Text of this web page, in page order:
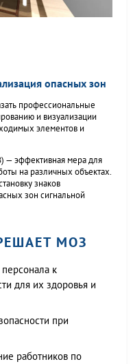
опасных зон
профессиональные
и визуализации
элементов и
— эффективная мера для
на различных объектах.
знаков
зон сигнальной
МОЗ
к
для их здоровья и
при
работников по